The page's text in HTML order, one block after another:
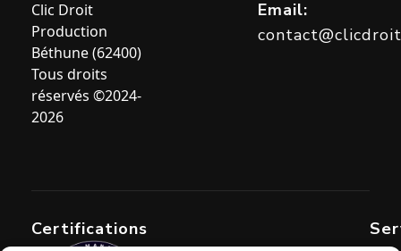
Clic Droit
Production
Béthune (62400)
Tous droits
réservés ©2024-
2026
Email:
Certifications